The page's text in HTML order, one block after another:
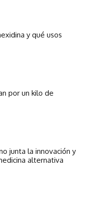
y qué usos
por un kilo de
junta la innovación y
alternativa